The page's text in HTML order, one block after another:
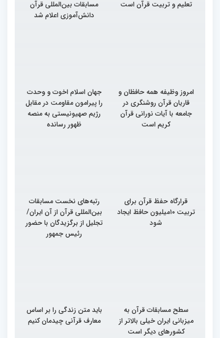
تعلیم و تربیت قرآن است
مسابقات بین‌المللی قرآن
دانش‌آموزی اعلام شد
امروز وظیفه همه حافظان و
قاریان قرآن روشنگری در
جامعه با آیات نورانی قرآن
کریم است
جهان اسلام اخوت و وحدت
را پیرامون مقاومت در مقابل
رژیم صهیونیستی به منصه
ظهور رسانده
قرارگاه حفظ قرآن برای
تربیت ۱۰میلیون حافظ ایجاد
شود
رتبه‌های نخست مسابقات
بین‌المللی قرآن از آن ایران/
تجلیل از برگزیدگان با حضور
رئیس جمهور
سطح مسابقات قرآن به
میزبانی ایران خیلی بالاتر از
کشورهای دیگر است
باید متن زندگی را بر اساس
معارف قرآنی چیدمان کنیم